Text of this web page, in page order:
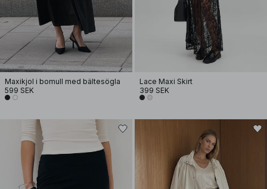
Maxikjol i bomull med bältesögla
599 SEK
Lace Maxi Skirt
399 SEK